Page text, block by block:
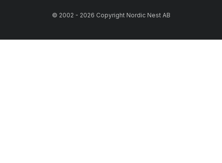
© 2002 - 2026 Copyright Nordic Nest AB